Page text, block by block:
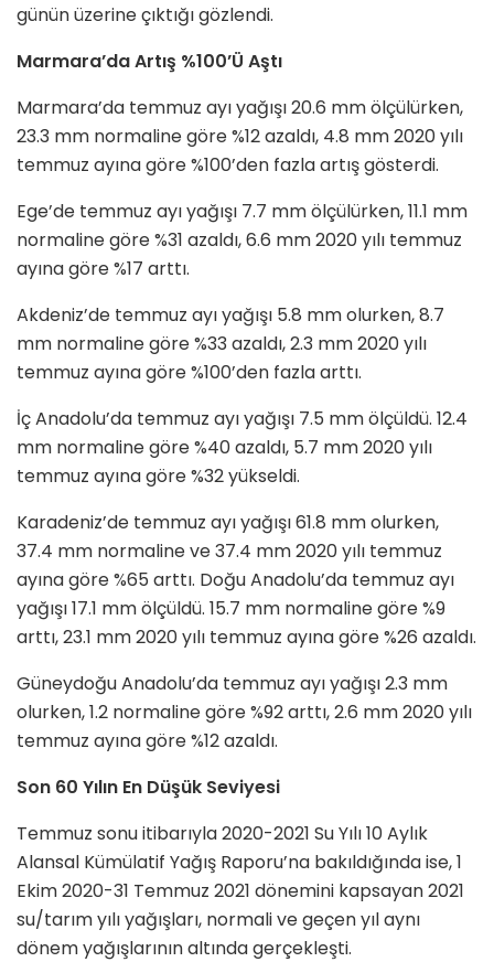
günün üzerine çıktığı gözlendi.
Marmara’da Artış %100’Ü Aştı
Marmara’da temmuz ayı yağışı 20.6 mm ölçülürken,
23.3 mm normaline göre %12 azaldı, 4.8 mm 2020 yılı
temmuz ayına göre %100’den fazla artış gösterdi.
Ege’de temmuz ayı yağışı 7.7 mm ölçülürken, 11.1 mm
normaline göre %31 azaldı, 6.6 mm 2020 yılı temmuz
ayına göre %17 arttı.
Akdeniz’de temmuz ayı yağışı 5.8 mm olurken, 8.7
mm normaline göre %33 azaldı, 2.3 mm 2020 yılı
temmuz ayına göre %100’den fazla arttı.
İç Anadolu’da temmuz ayı yağışı 7.5 mm ölçüldü. 12.4
mm normaline göre %40 azaldı, 5.7 mm 2020 yılı
temmuz ayına göre %32 yükseldi.
Karadeniz’de temmuz ayı yağışı 61.8 mm olurken,
37.4 mm normaline ve 37.4 mm 2020 yılı temmuz
ayına göre %65 arttı. Doğu Anadolu’da temmuz ayı
yağışı 17.1 mm ölçüldü. 15.7 mm normaline göre %9
arttı, 23.1 mm 2020 yılı temmuz ayına göre %26 azaldı.
Güneydoğu Anadolu’da temmuz ayı yağışı 2.3 mm
olurken, 1.2 normaline göre %92 arttı, 2.6 mm 2020 yılı
temmuz ayına göre %12 azaldı.
Son 60 Yılın En Düşük Seviyesi
Temmuz sonu itibarıyla 2020-2021 Su Yılı 10 Aylık
Alansal Kümülatif Yağış Raporu’na bakıldığında ise, 1
Ekim 2020-31 Temmuz 2021 dönemini kapsayan 2021
su/tarım yılı yağışları, normali ve geçen yıl aynı
dönem yağışlarının altında gerçekleşti.